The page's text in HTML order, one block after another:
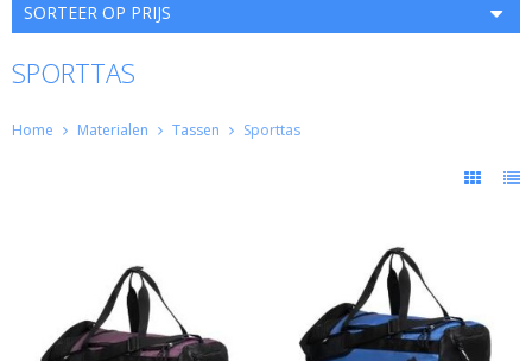
SORTEER OP PRIJS
SPORTTAS
Home Materialen Tassen Sporttas